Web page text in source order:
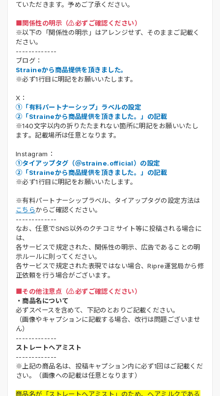
ていただきます。予めご了承ください。
■関係性の明示（⚠️必ずご確認ください）
※以下の「関係性の明示」はアレンジせず、そのままご記載く
ださい。
-------------
ブログ：
Straineから商品提供を頂きました。
※必ず1行目に明記をお願いいたします。
X：
①「有料パートナーシップ」ラベルの設定
②「Straineから商品提供を頂きました。」の記載
※140文字以内の折りたたまれない箇所に明記をお願いいたし
ます。記載場所は任意となります。
Instagram：
①タイアップタグ（＠straine.official）の設定
②「Straineから商品提供を頂きました。」の記載
※必ず1行目に明記をお願いいたします。
※有料パートナーシップラベル、タイアップタグの設定方法は
こちらからご確認ください。
-------------
なお、任意でSNS以外のクチコミサイト等に投稿される場合に
は、
各サービスで規定された、関係性の明示、広告であることの明
示ルールに則ってください。
各サービスで規定された表現ではない場合、Ripre運営局から修
正依頼を行う場合がございます。
■その他注意点（⚠️必ずご確認ください）
・商品名について
必ずスペースを含めて、下記のとおりご記載ください。
（画像やキャプションに記載する場合、改行は問題ございませ
ん）
-------------
ストレートヘアミスト
-------------
※上記の商品名は、投稿キャプション内に必ず1回はご記載くだ
さい。（画像への記載は任意となります）
商品名が「ストレートヘアミスト」のため、ヘアミルクである